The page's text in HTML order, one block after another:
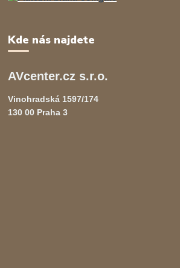
Kde nás najdete
AVcenter.cz s.r.o.
Vinohradská 1597/174
130 00 Praha 3